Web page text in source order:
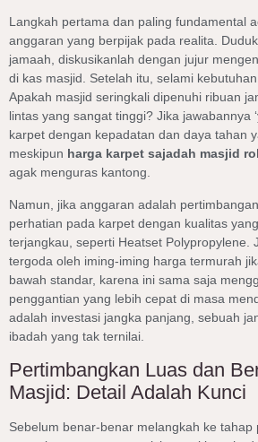
Langkah pertama dan paling fundamental
anggaran yang berpijak pada realita.
jamaah, diskusikanlah dengan jujur
di kas masjid. Setelah itu, selami
Apakah masjid seringkali dipenuhi ribuan
lintas yang sangat tinggi? Jika jawabannya
karpet dengan kepadatan dan daya tahan
meskipun harga karpet sajadah masjid
agak menguras kantong.
Namun, jika anggaran adalah
perhatian pada karpet dengan kualitas
terjangkau, seperti Heatset Polypropylene.
tergoda oleh iming-iming harga termurah
bawah standar, karena ini sama saja
penggantian yang lebih cepat di masa
adalah investasi jangka panjang, sebuah
ibadah yang tak ternilai.
Pertimbangkan Luas dan
Masjid: Detail Adalah Kunci
Sebelum benar-benar melangkah ke tahap